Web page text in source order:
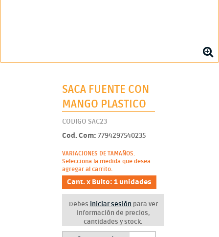
SACA FUENTE CON
MANGO PLASTICO
CODIGO SAC23
Cod. Com: 7794297540235
VARIACIONES DE TAMAÑOS.
Selecciona la medida que desea
agregar al carrito.
Cant. x Bulto: 1 unidades
Debes iniciar sesión para ver
información de precios,
cantidades y stock.